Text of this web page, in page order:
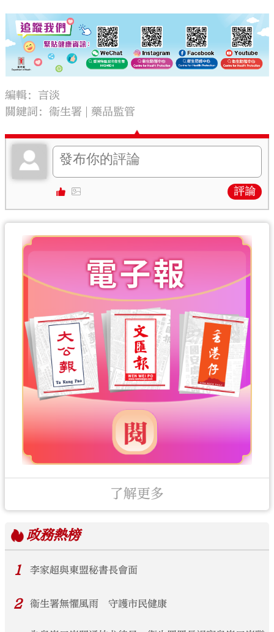
編輯：言淡
關鍵詞：衞生署 藥品監管
評論
了解更多
政務熱榜
1 李家超與東盟秘書長會面
2 衞生署無懼風雨 守護市民健康